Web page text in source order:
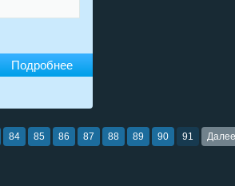
Подробнее
84 85 86 87 88 89 90 91 Далее